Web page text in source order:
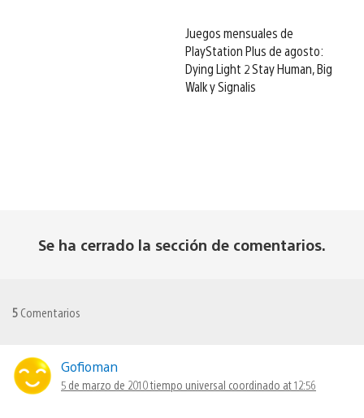
Juegos mensuales de
PlayStation Plus de agosto:
Dying Light 2 Stay Human, Big
Walk y Signalis
Se ha cerrado la sección de comentarios.
5 Comentarios
Gofioman
5 de marzo de 2010 tiempo universal coordinado at 12:56